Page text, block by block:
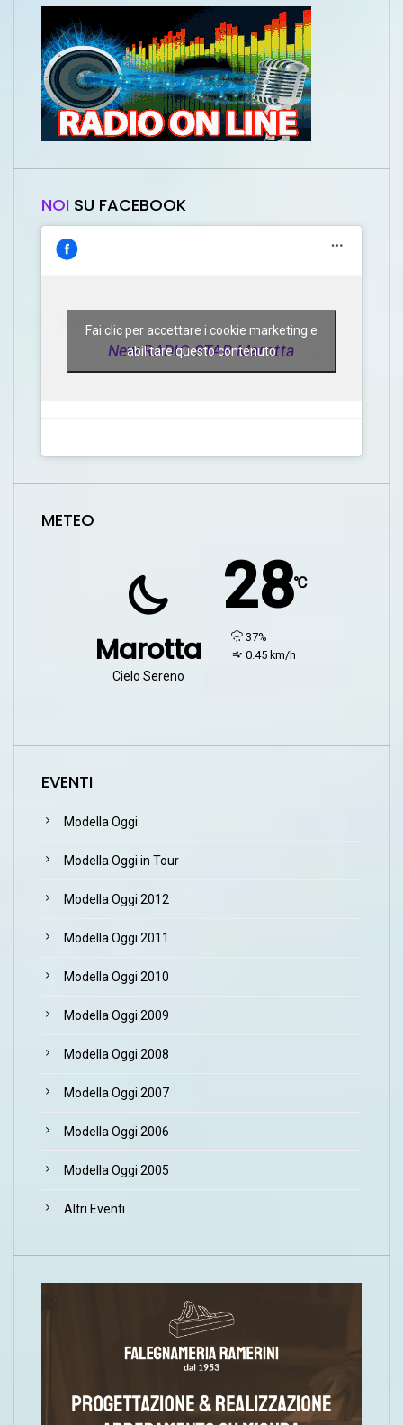
NOI SU FACEBOOK
New RADIO STAR Marotta
Fai clic per accettare i cookie marketing e
abilitare questo contenuto
METEO
Marotta
Cielo Sereno
28℃
humidity:
37%
wind:
0.45 km/h
EVENTI
Modella Oggi
Modella Oggi in Tour
Modella Oggi 2012
Modella Oggi 2011
Modella Oggi 2010
Modella Oggi 2009
Modella Oggi 2008
Modella Oggi 2007
Modella Oggi 2006
Modella Oggi 2005
Altri Eventi